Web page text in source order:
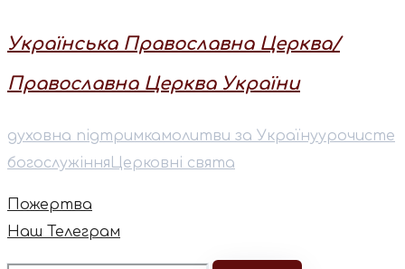
Українська Православна Церква/
Православна Церква України
духовна підтримкамолитви за Українуурочисте
богослужіння Церковні свята
Пожертва
Наш Телеграм